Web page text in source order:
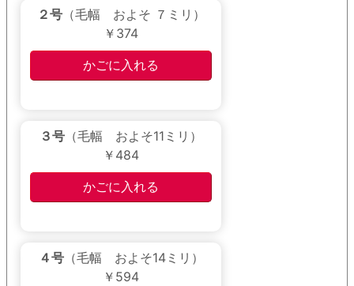
２号（毛幅 およそ ７ミリ）
￥374
３号 （毛幅 およそ11ミリ）
￥484
４号（毛幅 およそ14ミリ）
￥594